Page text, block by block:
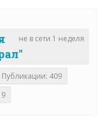
не в сети 1 неделя
Публикации: 409